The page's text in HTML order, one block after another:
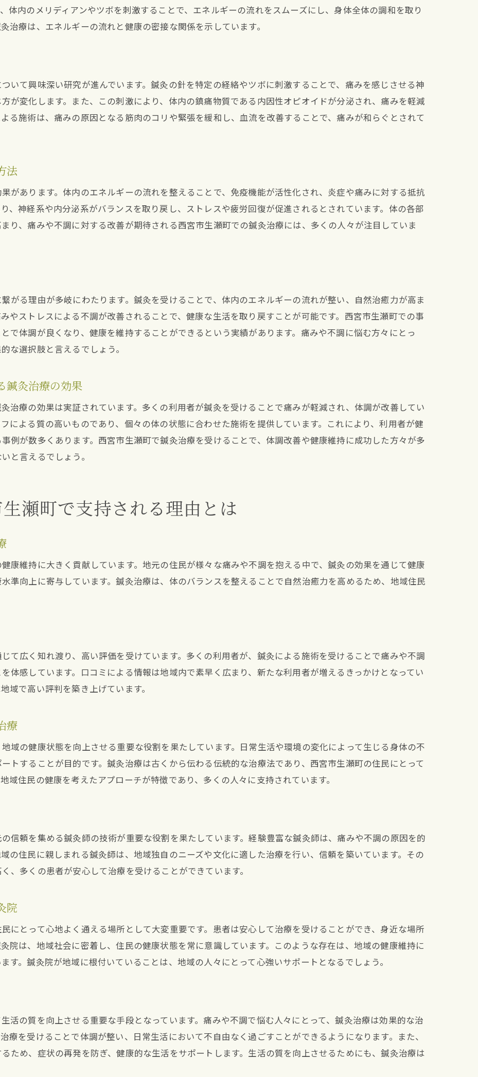
初めての鍼灸治療：基本的な流れと注意点
鍼灸治療の原理と歴史
鍼灸治療を受ける際の予備知識
西宮市生瀬町で信頼される鍼灸院紹介
慢性的な痛みに対する鍼灸治療の効果を西宮市生瀬町で体験
膝の痛みに対する鍼灸のアプローチ
西宮市生瀬町での実際の治療例
痛みの緩和と鍼灸の即効性
日常生活でのセルフケア方法
鍼灸治療後のアフターケア
ストレス管理と鍼灸の関係
ストレスと鍼灸の関連性
鍼灸治療によるリラクゼーション効果
ストレス緩和に特化した施術例
鍼灸治療後のセルフケアと西宮市生瀬町での実践方法
鍼灸治療後の生活習慣アドバイス
西宮市生瀬町でのセルフケア教室紹介
自然治癒力とは何か？
鍼灸がもたらす免疫力の強化
自然治癒力を引き出す鍼灸の技術
鍼灸治療で目指す健康な体作り
体内のメリディアンやツボを刺激することで、エネルギーの流れをスムーズにし、身体全体の調和を取り
治療は、エネルギーの流れと健康の密接な関係を示しています。
いて興味深い研究が進んでいます。鍼灸の針を特定の経絡やツボに刺激することで、痛みを感じさせる神
が変化します。また、この刺激により、体内の鎮痛物質である内因性オピオイドが分泌され、痛みを軽減
る施術は、痛みの原因となる筋肉のコリや緊張を緩和し、血流を改善することで、痛みが和らぐとされて
法
があります。体内のエネルギーの流れを整えることで、免疫機能が活性化され、炎症や痛みに対する抵抗
、神経系や内分泌系がバランスを取り戻し、ストレスや疲労回復が促進されるとされています。体の各部
り、痛みや不調に対する改善が期待される西宮市生瀬町での鍼灸治療には、多くの人々が注目していま
がる理由が多岐にわたります。鍼灸を受けることで、体内のエネルギーの流れが整い、自然治癒力が高ま
やストレスによる不調が改善されることで、健康な生活を取り戻すことが可能です。西宮市生瀬町での事
で体調が良くなり、健康を維持することができるという実績があります。痛みや不調に悩む方々にとっ
な選択肢と言えるでしょう。
鍼灸治療の効果
治療の効果は実証されています。多くの利用者が鍼灸を受けることで痛みが軽減され、体調が改善してい
による質の高いものであり、個々の体の状態に合わせた施術を提供しています。これにより、利用者が健
例が数多くあります。西宮市生瀬町で鍼灸治療を受けることで、体調改善や健康維持に成功した方々が多
と言えるでしょう。
瀬町で支持される理由とは
康維持に大きく貢献しています。地元の住民が様々な痛みや不調を抱える中で、鍼灸の効果を通じて健康
準向上に寄与しています。鍼灸治療は、体のバランスを整えることで自然治癒力を高めるため、地域住民
て広く知れ渡り、高い評価を受けています。多くの利用者が、鍼灸による施術を受けることで痛みや不調
体感しています。口コミによる情報は地域内で素早く広まり、新たな利用者が増えるきっかけとなってい
域で高い評判を築き上げています。
療
域の健康状態を向上させる重要な役割を果たしています。日常生活や環境の変化によって生じる身体の不
トすることが目的です。鍼灸治療は古くから伝わる伝統的な治療法であり、西宮市生瀬町の住民にとって
域住民の健康を考えたアプローチが特徴であり、多くの人々に支持されています。
信頼を集める鍼灸師の技術が重要な役割を果たしています。経験豊富な鍼灸師は、痛みや不調の原因を的
の住民に親しまれる鍼灸師は、地域独自のニーズや文化に適した治療を行い、信頼を築いています。その
、多くの患者が安心して治療を受けることができています。
院
にとって心地よく通える場所として大変重要です。患者は安心して治療を受けることができ、身近な場所
院は、地域社会に密着し、住民の健康状態を常に意識しています。このような存在は、地域の健康維持に
す。鍼灸院が地域に根付いていることは、地域の人々にとって心強いサポートとなるでしょう。
活の質を向上させる重要な手段となっています。痛みや不調で悩む人々にとって、鍼灸治療は効果的な治
療を受けることで体調が整い、日常生活において不自由なく過ごすことができるようになります。また、
ため、症状の再発を防ぎ、健康的な生活をサポートします。生活の質を向上させるためにも、鍼灸治療は